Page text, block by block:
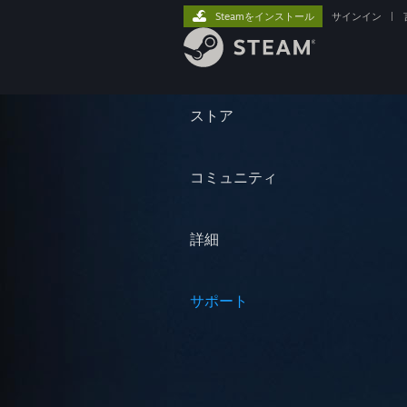
ストア
コミュニティ
詳細
サポート
Steamをインストール サインイン